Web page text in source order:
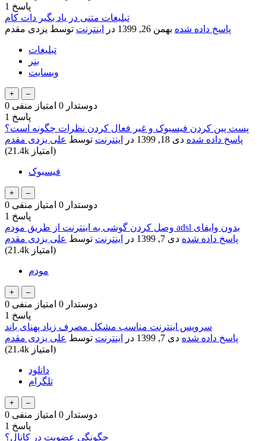
1 پاسخ
تبلیغات متنی در یاد بگیر دات کام
پاسخ داده شده بهمن 26, 1399 در اینترنت توسط یزدی مقدم
تبلیغات
بنر
وبسایت
0 دوستدار 0 امتیاز منفی
1 پاسخ
پست پین کردن فیسبوک و غیر فعال کردن نظرات چگونه است؟
پاسخ داده شده دی 18, 1399 در اینترنت توسط علی یزدی مقدم
(
21.4k امتیاز)
فیسبوک
0 دوستدار 0 امتیاز منفی
1 پاسخ
وصل کردن گوشی به اینترنت از طریق مودم adsl بدون وایفای
پاسخ داده شده دی 7, 1399 در اینترنت توسط علی یزدی مقدم
(
21.4k امتیاز)
مودم
0 دوستدار 0 امتیاز منفی
1 پاسخ
سرویس اینترنت مناسب مشکل مصرف زیاد پهنای باند
پاسخ داده شده دی 7, 1399 در اینترنت توسط علی یزدی مقدم
(
21.4k امتیاز)
دانلود
تلگرام
0 دوستدار 0 امتیاز منفی
1 پاسخ
چگونگی عضویت در کانال؟